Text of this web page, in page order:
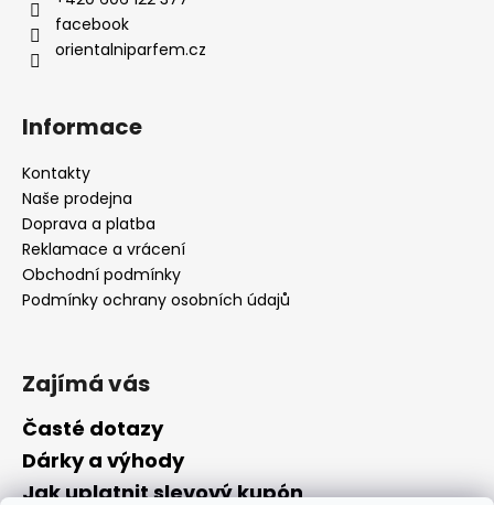
facebook
orientalniparfem.cz
Informace
Kontakty
Naše prodejna
Doprava a platba
Reklamace a vrácení
Obchodní podmínky
Podmínky ochrany osobních údajů
Zajímá vás
Časté dotazy
Dárky a výhody
Jak uplatnit slevový kupón